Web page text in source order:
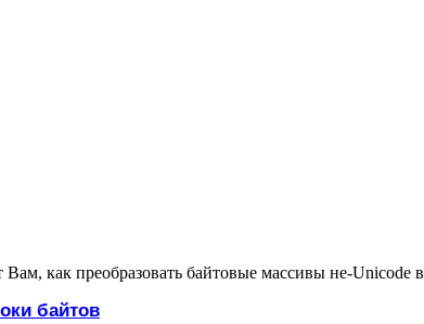
Вам, как преобразовать байтовые массивы не-Unicode в
байтов